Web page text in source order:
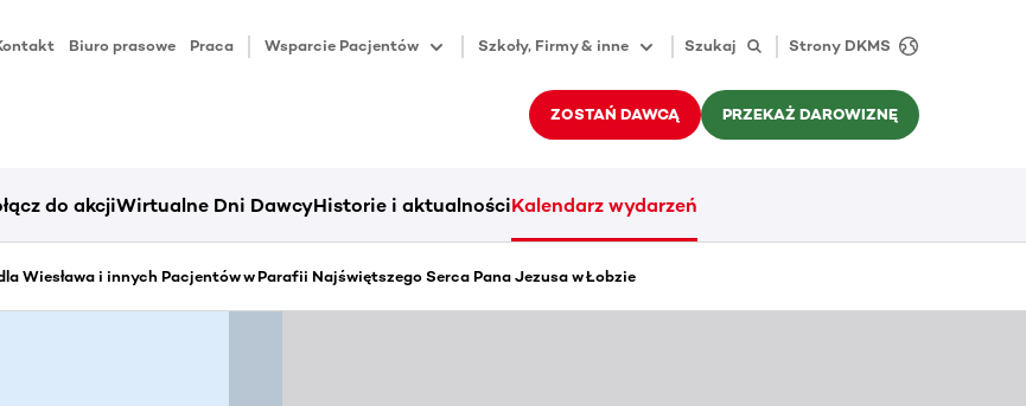
Biuro prasowe Praca Wsparcie Pacjentów Szkoły, Firmy & inne Szukaj Strony DKMS
ZOSTAŃ DAWCĄ PRZEKAŻ DAROWIZNĘ
do akcjiWirtualne Dni DawcyHistorie i aktualnościKalendarz wydarzeń
Wiesława i innych Pacjentów w Parafii Najświętszego Serca Pana Jezusa w Łobzie